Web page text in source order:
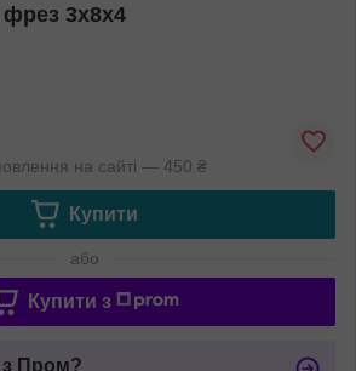
3x8x4
на сайті — 450 ₴
Купити
або
Купити з
з Пром?